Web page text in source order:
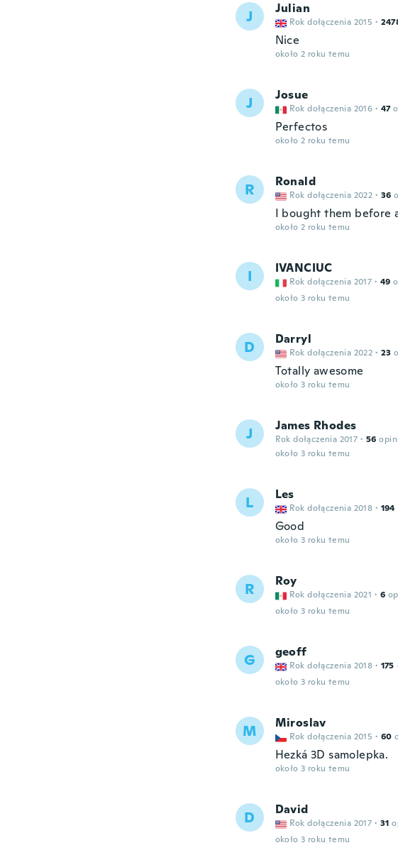
J Julian
Rok dołączenia 2015 ·
Nice
około 2 roku temu
J Josue
Rok dołączenia 2016 · 47
Perfectos
około 2 roku temu
R Ronald
Rok dołączenia 2022 · 36
I bought them before
około 2 roku temu
I IVANCIUC
Rok dołączenia 2017 · 49
około 3 roku temu
D Darryl
Rok dołączenia 2022 · 23
Totally awesome
około 3 roku temu
J James Rhodes
Rok dołączenia 2017 · 56
około 3 roku temu
L Les
Rok dołączenia 2018 · 194
Good
około 3 roku temu
R Roy
Rok dołączenia 2021 · 6
około 3 roku temu
G geoff
Rok dołączenia 2018 · 175
około 3 roku temu
M Miroslav
Rok dołączenia 2015 · 60
Hezká 3D samolepka.
około 3 roku temu
D David
Rok dołączenia 2017 · 31
około 3 roku temu